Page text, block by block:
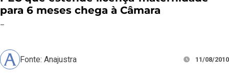
para 6 meses chega à Câmara
–
Fonte: Anajustra 11/08/2010